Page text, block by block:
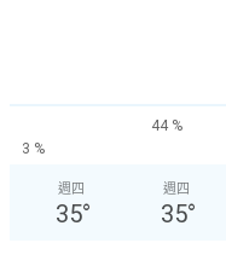
44 %
3 %
週四
35°
週四
35°